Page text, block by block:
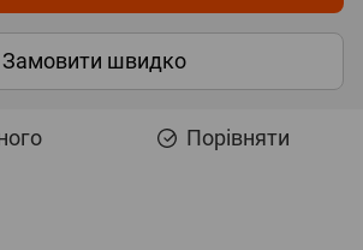
Замовити швидко
Порівняти